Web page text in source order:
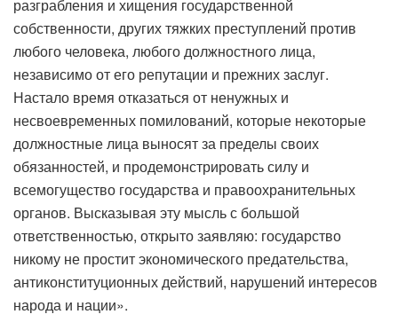
разграбления и хищения государственной
собственности, других тяжких преступлений против
любого человека, любого должностного лица,
независимо от его репутации и прежних заслуг.
Настало время отказаться от ненужных и
несвоевременных помилований, которые некоторые
должностные лица выносят за пределы своих
обязанностей, и продемонстрировать силу и
всемогущество государства и правоохранительных
органов. Высказывая эту мысль с большой
ответственностью, открыто заявляю: государство
никому не простит экономического предательства,
антиконституционных действий, нарушений интересов
народа и нации».